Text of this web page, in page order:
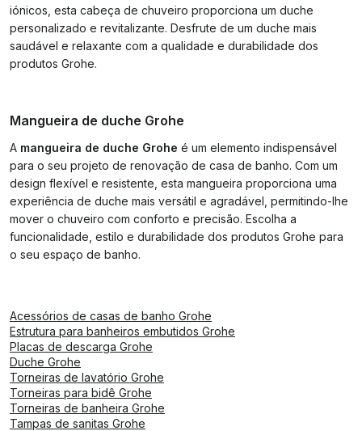
iónicos, esta cabeça de chuveiro proporciona um duche
personalizado e revitalizante. Desfrute de um duche mais
saudável e relaxante com a qualidade e durabilidade dos
produtos Grohe.
Mangueira de duche Grohe
A mangueira de duche Grohe é um elemento indispensável
para o seu projeto de renovação de casa de banho. Com um
design flexível e resistente, esta mangueira proporciona uma
experiência de duche mais versátil e agradável, permitindo-lhe
mover o chuveiro com conforto e precisão. Escolha a
funcionalidade, estilo e durabilidade dos produtos Grohe para
o seu espaço de banho.
Acessórios de casas de banho Grohe
Estrutura para banheiros embutidos Grohe
Placas de descarga Grohe
Duche Grohe
Torneiras de lavatório Grohe
Torneiras para bidê Grohe
Torneiras de banheira Grohe
Tampas de sanitas Grohe